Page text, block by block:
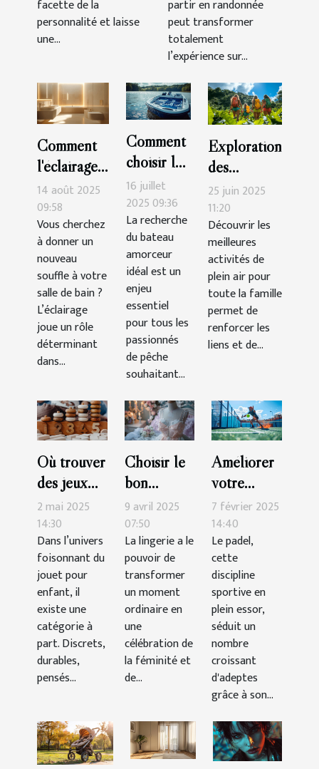
facette de la
personnalité et laisse
une...
partir en randonnée
peut transformer
totalement
l’expérience sur...
Comment
l'éclairage
peut
transformer
votre salle
de bain ?
14 août 2025
09:58
Vous cherchez
à donner un
nouveau
souffle à votre
salle de bain ?
L’éclairage
joue un rôle
déterminant
dans...
Comment
choisir le
meilleur
bateau
amorceur
pour vos
sessions
de pêche
?
16 juillet
2025 09:36
La recherche
du bateau
amorceur
idéal est un
enjeu
essentiel
pour tous les
passionnés
de pêche
souhaitant...
Exploration
des
meilleures
activités de
plein air
pour toute
la famille
25 juin 2025
11:20
Découvrir les
meilleures
activités de
plein air pour
toute la famille
permet de
renforcer les
liens et de...
Où trouver
des jeux
Montessori
de qualité
?
2 mai 2025
14:30
Dans l’univers
foisonnant du
jouet pour
enfant, il
existe une
catégorie à
part. Discrets,
durables,
pensés...
Choisir le
bon
ensemble
de lingerie
pour des
occasions
spéciales
9 avril 2025
07:50
La lingerie a le
pouvoir de
transformer
un moment
ordinaire en
une
célébration de
la féminité et
de...
Améliorer
votre
technique
de padel :
exercices
pratiques
7 février 2025
14:40
Le padel,
cette
discipline
sportive en
plein essor,
séduit un
nombre
croissant
d'adeptes
grâce à son...